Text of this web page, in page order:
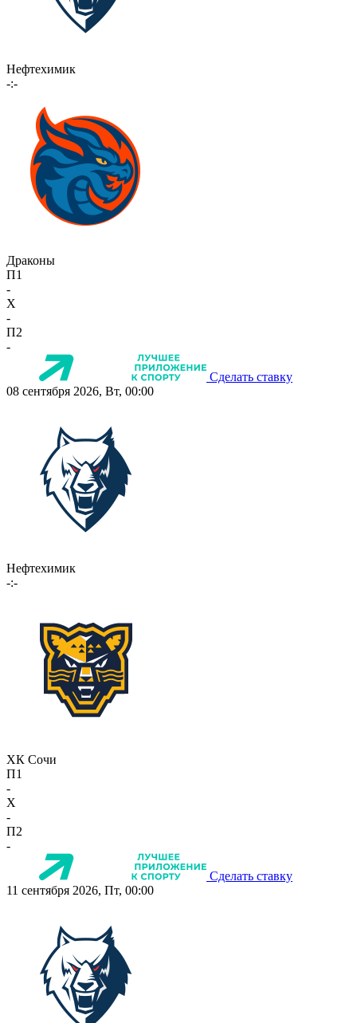
Нефтехимик
-:-
Драконы
П1
-
X
-
П2
-
Сделать ставку
08 сентября 2026, Вт, 00:00
Нефтехимик
-:-
ХК Сочи
П1
-
X
-
П2
-
Сделать ставку
11 сентября 2026, Пт, 00:00